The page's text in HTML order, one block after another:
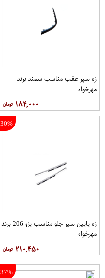
زه سپر عقب مناسب سمند برند
مهرخواه
۱۸۴,۰۰۰
30%
زه پایین سپر جلو مناسب پژو 206 برند
مهرخواه
۲۱۰,۴۵۰
37%